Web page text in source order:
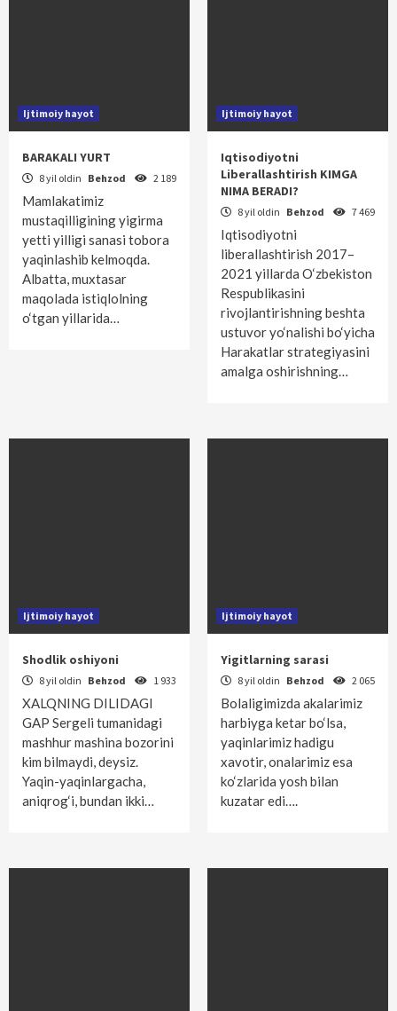
Ijtimoiy hayot
BARAKALI YURT
8 yil oldin Behzod 2 189
Mamlakatimiz
mustaqilligining yigirma
yetti yilligi sanasi tobora
yaqinlashib kelmoqda.
Albatta, muxtasar
maqolada istiqlolning
o‘tgan yillarida…
Ijtimoiy hayot
Iqtisodiyotni
Liberallashtirish KIMGA
NIMA BERADI?
8 yil oldin Behzod 7 469
Iqtisodiyotni
liberallashtirish 2017–
2021 yillarda O‘zbekiston
Respublikasini
rivojlantirishning beshta
ustuvor yo‘nalishi bo‘yicha
Harakatlar strategiyasini
amalga oshirishning…
Ijtimoiy hayot
Shodlik oshiyoni
8 yil oldin Behzod 1 933
XALQNING DILIDAGI
GAP Sergeli tumanidagi
mashhur mashina bozorini
kim bilmaydi, deysiz.
Yaqin-yaqinlargacha,
aniqrog‘i, bundan ikki…
Ijtimoiy hayot
Yigitlarning sarasi
8 yil oldin Behzod 2 065
Bolaligimizda akalarimiz
harbiyga ketar bo‘lsa,
yaqinlarimiz hadigu
xavotir, onalarimiz esa
ko‘zlarida yosh bilan
kuzatar edi….